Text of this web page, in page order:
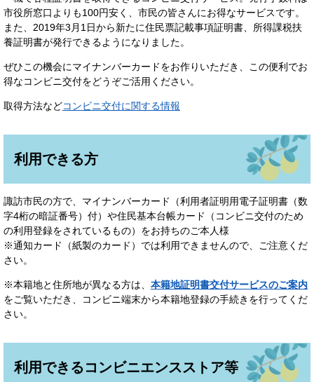
市役所窓口よりも100円安く、市民の皆さんにお得なサービスです。
また、2019年3月1日から新たに住民票記載事項証明書、所得課税扶
養証明書が発行できるようになりました。
ぜひこの機会にマイナンバーカードをお作りいただき、この便利でお
得なコンビニ交付をどうぞご活用ください。
取得方法などコンビニ交付に関する情報
利用できる方
諏訪市民の方で、マイナンバーカード（利用者証明用電子証明書（数
字4桁の暗証番号）付）や住民基本台帳カード（コンビニ交付のため
の利用登録をされているもの）をお持ちのご本人様
※通知カード（紙製のカード）では利用できませんので、ご注意くだ
さい。
※本籍地と住所地が異なる方は、 本籍地証明書交付サービスのご案内
をご覧いただき、コンビニ端末から本籍地登録の手続きを行ってくだ
さい。
利用できるコンビニエンスストア等